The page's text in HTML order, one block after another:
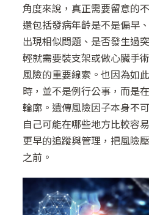
角度來說，真正需要留意的
還包括發病年齡是不是偏早
出現相似問題、是否發生過
輕就需要裝支架或做心臟手
風險的重要線索。也因為如
時，並不是例行公事，而是
輪廓。遺傳風險因子本身不
自己可能在哪些地方比較容
更早的追蹤與管理，把風險
之前。